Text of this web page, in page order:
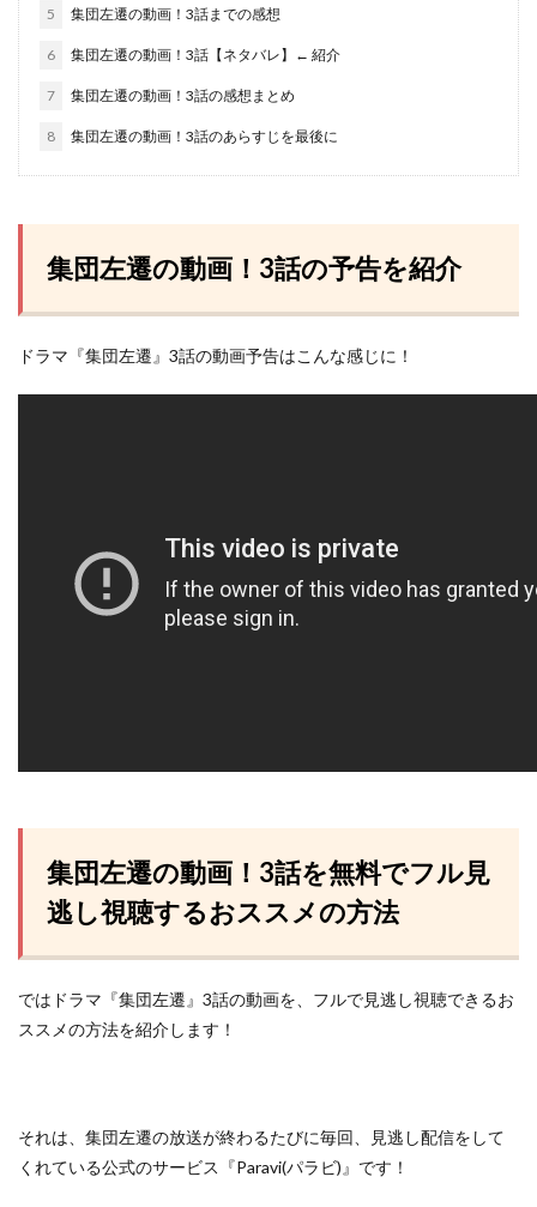
5 集団左遷の動画！3話までの感想
6 集団左遷の動画！3話【ネタバレ】← 紹介
7 集団左遷の動画！3話の感想まとめ
8 集団左遷の動画！3話のあらすじを最後に
集団左遷の動画！3話の予告を紹介
ドラマ『集団左遷』3話の動画予告はこんな感じに！
集団左遷の動画！3話を無料でフル見
逃し視聴するおススメの方法
ではドラマ『集団左遷』3話の動画を、フルで見逃し視聴できるお
ススメの方法を紹介します！
それは、集団左遷の放送が終わるたびに毎回、見逃し配信をして
くれている公式のサービス『Paravi(パラビ)』 です！